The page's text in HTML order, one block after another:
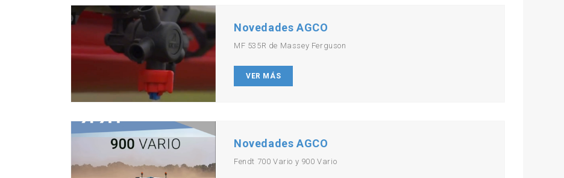
Novedades AGCO
MF 535R de Massey Ferguson
VER MÁS
Novedades AGCO
Fendt 700 Vario y 900 Vario